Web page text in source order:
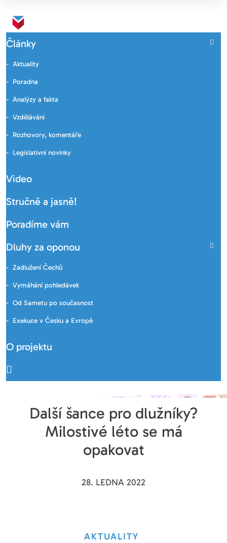
Články
Aktuality
Poradna
Analýzy a fakta
Vzdělávání
Rozhovory, komentáře
Legislativní novinky
Video
Stručně a jasně!
Poradíme vám
Dluhy za oponou
Zadlužení Čechů
Vymáhání pohledávek
Od Sametu po současnost
Exekuce v Česku a Evropě
O projektu
Další šance pro dlužníky?
Milostivé léto se má
opakovat
28. LEDNA 2022
AKTUALITY